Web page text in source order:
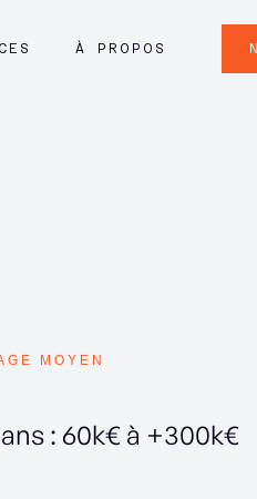
À PROPOS
MOYEN
: 60k€ à +300k€